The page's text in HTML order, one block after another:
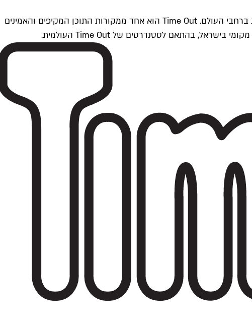
Time Outתל אביב הוא חלק מרשת Time Out Global — רשת מדיה בינלאומית הפועלת ב-360 ערים מרכזיות וב-60 מדינות ברחבי העולם. Time Out הוא אחד ממקורות התוכן המקיפים והאמינים